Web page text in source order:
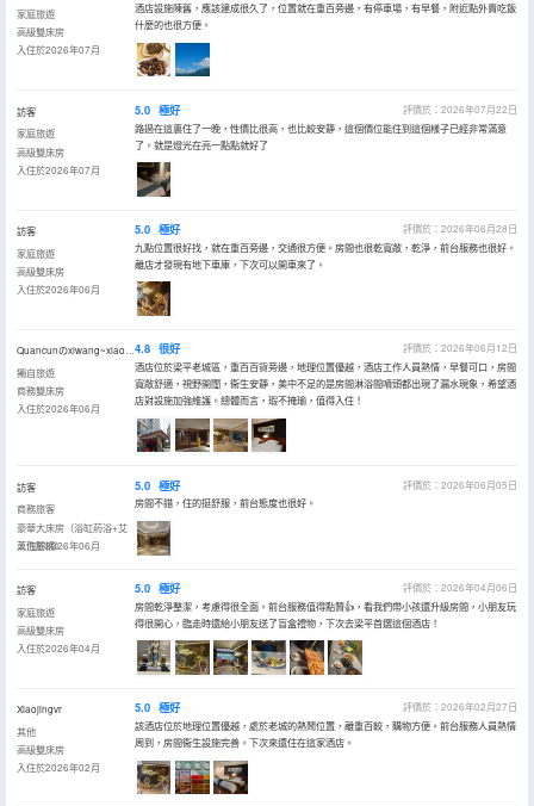
家庭旅遊
高級雙床房
入住於2026年07月
酒店設施陳舊，應該建成很久了，位置就在重百旁邊，有停車場，有早餐，附近點外賣吃飯
什麼的也很方便。
訪客
家庭旅遊
高級雙床房
入住於2026年07月
5.0 極好
評價於：2026年07月22日
路過在這裏住了一晚，性價比很高，也比較安靜，這個價位能住到這個樣子已經非常滿意
了。就是燈光在亮一點點就好了
訪客
家庭旅遊
高級雙床房
入住於2026年06月
5.0 極好
評價於：2026年06月28日
九點位置很好找，就在重百旁邊，交通很方便。房間也很乾寬敞，乾淨，前台服務也很好。
離店才發現有地下車庫，下次可以開車來了。
Quancunのxiwang~xiaohuang
獨自旅遊
商務雙床房
入住於2026年06月
4.8 很好
評價於：2026年06月12日
酒店位於梁平老城區，重百百貨旁邊，地理位置優越，酒店工作人員熱情，早餐可口，房間
寬敞舒適，視野開闊，衞生安靜，美中不足的是房間淋浴間噴頭都出現了漏水現象，希望酒
店對設施加強維護。總體而言，瑕不掩瑜，值得入住！
訪客
商務旅客
豪華大床房（浴缸葯浴+艾
草泡腳桶）
入住於2026年06月
5.0 極好
評價於：2026年06月05日
房間不錯，住的挺舒服，前台態度也很好。
訪客
家庭旅遊
高級雙床房
入住於2026年04月
5.0 極好
評價於：2026年04月06日
房間乾淨整潔，考慮得很全面。前台服務值得點贊👍，看我們帶小孩還升級房間，小朋友玩
得很開心，臨走時還給小朋友送了盲盒禮物，下次去梁平首選這個酒店！
Xiaojingvr
其他
高級雙床房
入住於2026年02月
5.0 極好
評價於：2026年02月27日
該酒店位於地理位置優越，處於老城的熱鬧位置，離重百較，購物方便。前台服務人員熱情
周到，房間衞生設施完善。下次來還住在這家酒店。